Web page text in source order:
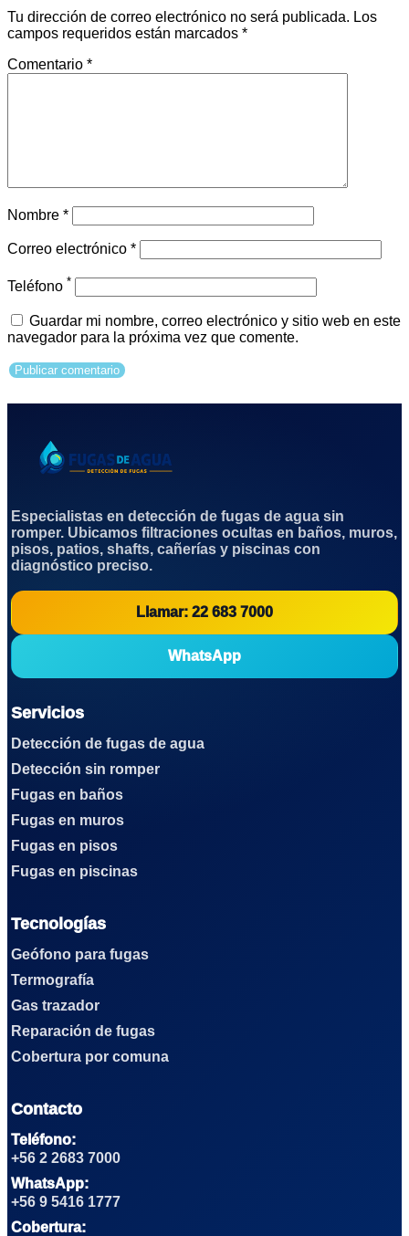
Tu dirección de correo electrónico no será publicada. Los
campos requeridos están marcados *
Comentario *
Nombre *
Correo electrónico *
Teléfono *
Guardar mi nombre, correo electrónico y sitio web en este
navegador para la próxima vez que comente.
Especialistas en detección de fugas de agua sin
romper. Ubicamos filtraciones ocultas en baños, muros,
pisos, patios, shafts, cañerías y piscinas con
diagnóstico preciso.
Llamar: 22 683 7000
WhatsApp
Servicios
Detección de fugas de agua
Detección sin romper
Fugas en baños
Fugas en muros
Fugas en pisos
Fugas en piscinas
Tecnologías
Geófono para fugas
Termografía
Gas trazador
Reparación de fugas
Cobertura por comuna
Contacto
Teléfono:
+56 2 2683 7000
WhatsApp:
+56 9 5416 1777
Cobertura: